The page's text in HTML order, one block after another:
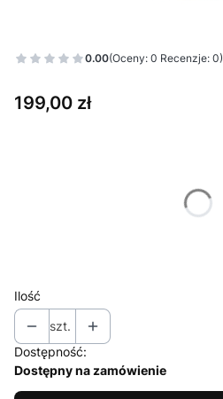
0.00(Oceny: 0 Recenzje: 0)
Cena
199,00 zł
Ilość
szt.
Dostępność:
Dostępny na zamówienie